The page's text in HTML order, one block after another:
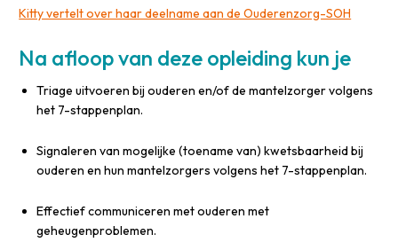
Kitty vertelt over haar deelname aan de Ouderenzorg-SOH
Na afloop van deze opleiding kun je
Triage uitvoeren bij ouderen en/of de mantelzorger volgens
het 7-stappenplan.
Signaleren van mogelijke (toename van) kwetsbaarheid bij
ouderen en hun mantelzorgers volgens het 7-stappenplan.
Effectief communiceren met ouderen met
geheugenproblemen.